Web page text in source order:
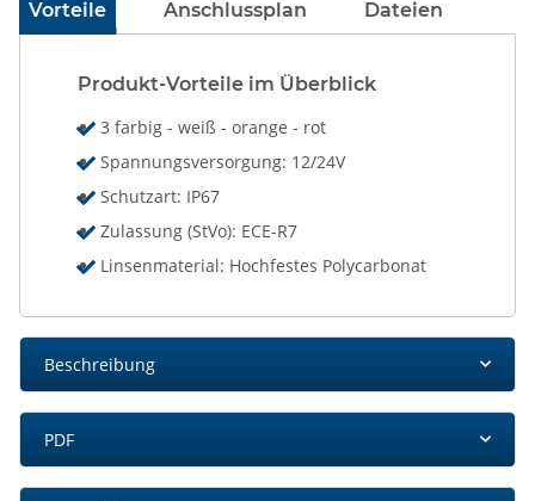
Vorteile Anschlussplan Dateien
Produkt-Vorteile im Überblick
3 farbig - weiß - orange - rot
Spannungsversorgung: 12/24V
Schutzart: IP67
Zulassung (StVo): ECE-R7
Linsenmaterial: Hochfestes Polycarbonat
Beschreibung
PDF